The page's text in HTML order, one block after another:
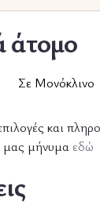
άτομο
Σε Μονόκλινο
και
μας μήνυμα εδώ